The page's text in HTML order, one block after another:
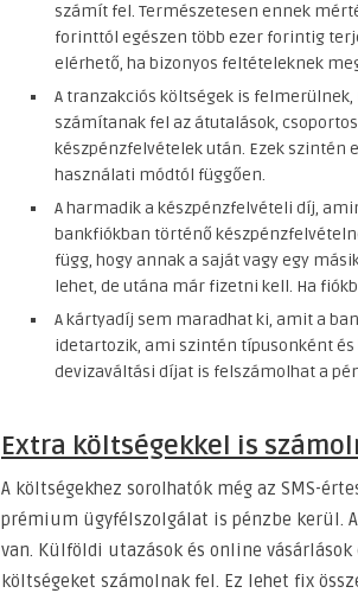
számít fel. Természetesen ennek
forinttól egészen több ezer forintig
elérhető, ha bizonyos feltételeknek
A tranzakciós költségek is
számítanak fel az átutalások,
készpénzfelvételek után. Ezek szintén
használati módtól függően.
A harmadik a készpénzfelvételi díj,
bankfiókban történő
függ, hogy annak a saját vagy egy
lehet, de utána már fizetni kell. Ha
A kártyadíj sem maradhat ki, amit a
idetartozik, ami szintén típusonként
devizaváltási díjat is felszámolhat a
Extra költségekkel is
A költségekhez sorolhatók még az SMS-
prémium ügyfélszolgálat is pénzbe kerül.
van. Külföldi utazások és online
költségeket számolnak fel. Ez lehet fix